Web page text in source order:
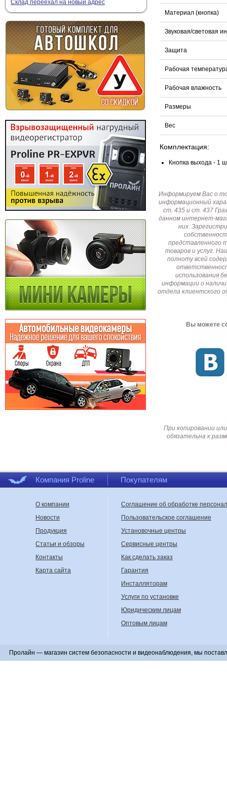
Склад переехал на новый адрес
Материал (кнопка)
Звуковая/световая
Защита
Рабочая
Рабочая влажность
Размеры
Вес
Комплектация:
Кнопка выхода - 1
Информируем Вас о
информационный
ст. 435 и ст. 437
данном интернет-
них.
представленного
товаров и услуг.
полноту всей
использования
информации о
отдела клиентского
Вы можете
При копировании
обязательна к
Компания Proline Покупателям
О компании
Новости
Продукция
Статьи и обзоры
Контакты
Карта сайта
Соглашение об обработке
Пользовательское соглашение
Установочные центры
Сервисные центры
Как сделать заказ
Гарантия
Инсталляторам
Услуги по установке
Юридическим лицам
Оптовым лицам
Пролайн — магазин систем безопасности и видеонаблюдения, мы